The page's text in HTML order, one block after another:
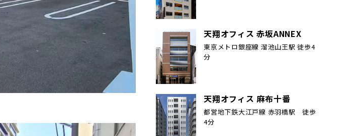
天翔オフィス 赤坂ANNEX
東京メトロ銀座線 溜池山王駅 徒歩4
分
天翔オフィス 麻布十番
都営地下鉄大江戸線 赤羽橋駅 徒歩
4分